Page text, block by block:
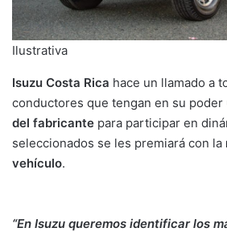
Ilustrativa
Isuzu Costa Rica hace un llamado a
conductores que tengan en su poder
del fabricante para participar en
seleccionados se les premiará con la
vehículo.
“En Isuzu queremos identificar los